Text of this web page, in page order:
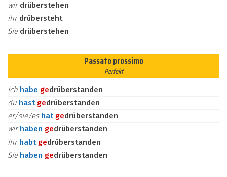
wirdrüberstehen
ihrdrübersteht
Sie drüberstehen
Passato prossimo
Perfekt
ich habe gedrüberstanden
du hast gedrüberstanden
er/sie/es hat gedrüberstanden
wirhaben gedrüberstanden
ihrhabt gedrüberstanden
Sie haben gedrüberstanden